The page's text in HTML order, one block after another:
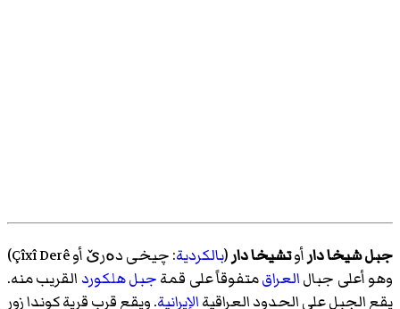
جبل شيخا دارأوتشيخا دار(بالكردية:چیخی دەرێ أو Çîxî Derê
)‏
وهو أعلى جبالالعراقمتفوقاً على قمةجبل هلكوردالقريب منه.
يقع الجبل على الحدود العراقيةالإيرانية. ويقع قرب قرية كوندا زور